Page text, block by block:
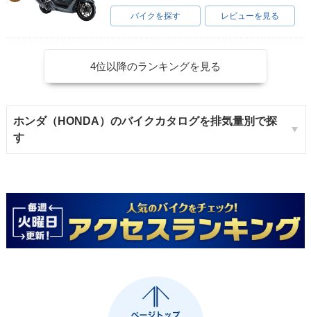
バイクを探す レビューを見る
4位以降のランキングを見る
ホンダ（HONDA）のバイクカタログを排気量別で探
す